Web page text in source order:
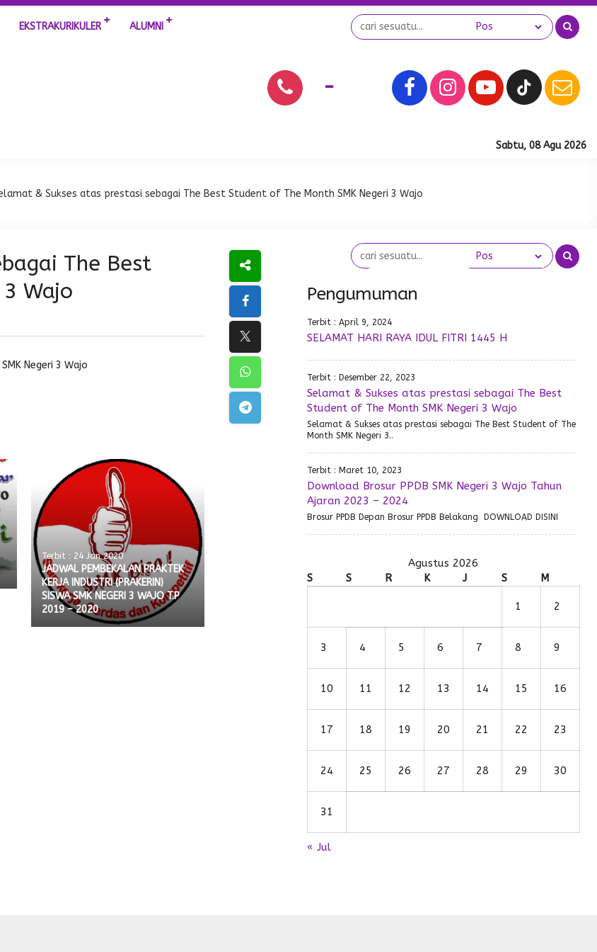
EKSTRAKURIKULER ALUMNI
-
Sabtu, 08 Agu 2026
& Sukses atas prestasi sebagai The Best Student of The Month SMK Negeri 3 Wajo
The Best
Wajo
Negeri 3 Wajo
Terbit : 24 Jan 2020
JADWAL PEMBEKALAN PRAKTEK
KERJA INDUSTRI (PRAKERIN)
SISWA SMK NEGERI 3 WAJO T.P
2019 – 2020
Pengumuman
Terbit : April 9, 2024
SELAMAT HARI RAYA IDUL FITRI 1445 H
Terbit : Desember 22, 2023
Selamat & Sukses atas prestasi sebagai The Best
Student of The Month SMK Negeri 3 Wajo
Selamat & Sukses atas prestasi sebagai The Best Student of The
Month SMK Negeri 3..
Terbit : Maret 10, 2023
Download Brosur PPDB SMK Negeri 3 Wajo Tahun
Ajaran 2023 – 2024
Brosur PPDB Depan Brosur PPDB Belakang DOWNLOAD DISINI
Agustus 2026
S
S R K J S M
1 2
3 4 5 6 7 8 9
10 11 12 13 14 15 16
17 18 19 20 21 22 23
24 25 26 27 28 29 30
31
« Jul